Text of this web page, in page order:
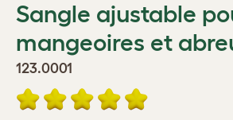
Sangle ajustable
mangeoires et
123.0001